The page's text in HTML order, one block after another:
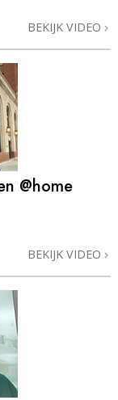
BEKIJK VIDEO
@home
BEKIJK VIDEO